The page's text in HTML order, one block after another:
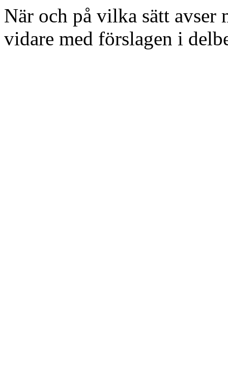
När och på vilka sätt avser
vidare med förslagen i